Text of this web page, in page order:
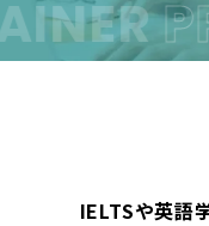
IELTSや英語